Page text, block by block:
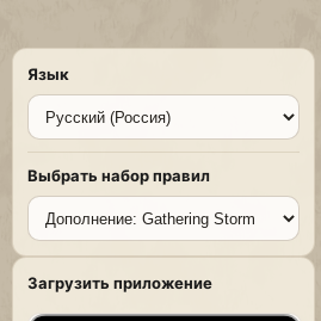
Язык
Выбрать набор правил
Загрузить приложение